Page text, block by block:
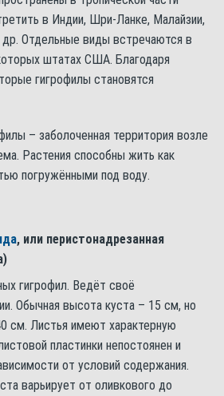
в Индии, Шри-Ланке, Малайзии,
др. Отдельные виды встречаются в
штатах США. Благодаря
гигрофилы становятся
– заболоченная территория возле
Растения способны жить как
погружёнными под воду.
, или перистонадрезанная
гигрофил. Ведёт своё
Обычная высота куста – 15 см, но
см. Листья имеют характерную
пластинки непостоянен и
от условий содержания.
варьирует от оливкового до